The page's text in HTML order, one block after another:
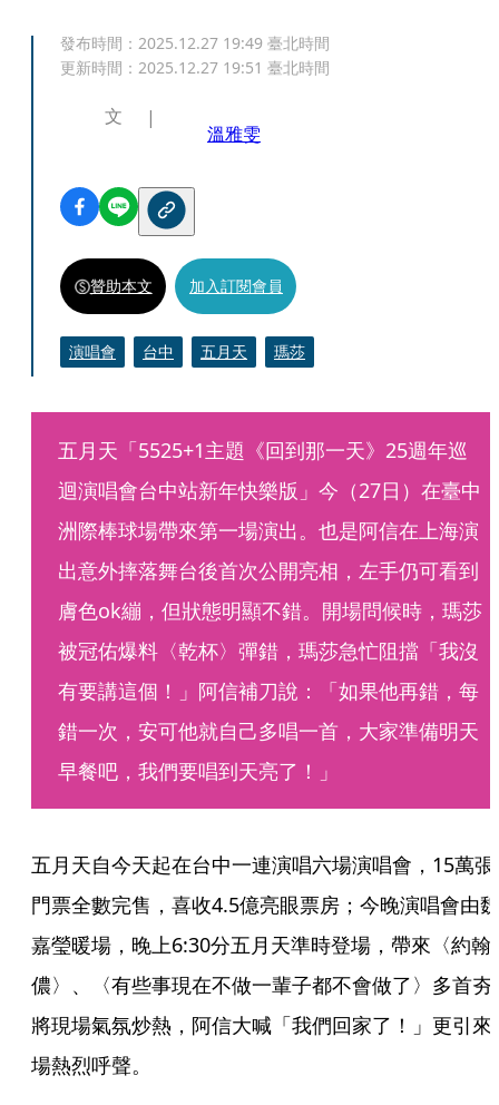
發布時間： 2025.12.27 19:49 臺北時間
更新時間： 2025.12.27 19:51 臺北時間
文
溫雅雯
贊助本文 加入訂閱會員
演唱會 台中 五月天 瑪莎
五月天「5525+1主題《回到那一天》25週年巡
迴演唱會台中站新年快樂版」今（27日）在臺中
洲際棒球場帶來第一場演出。也是阿信在上海演
出意外摔落舞台後首次公開亮相，左手仍可看到
膚色ok繃，但狀態明顯不錯。開場問候時，瑪莎
被冠佑爆料〈乾杯〉彈錯，瑪莎急忙阻擋「我沒
有要講這個！」阿信補刀說：「如果他再錯，每
錯一次，安可他就自己多唱一首，大家準備明天
早餐吧，我們要唱到天亮了！」
五月天自今天起在台中一連演唱六場演唱會，15萬張
門票全數完售，喜收4.5億亮眼票房；今晚演唱會由魏
嘉瑩暖場，晚上6:30分五月天準時登場，帶來〈約翰
儂〉、〈有些事現在不做一輩子都不會做了〉多首夯
將現場氣氛炒熱，阿信大喊「我們回家了！」更引來
場熱烈呼聲。